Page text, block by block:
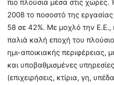
πιο πλούσια μέσα στις χώρες.
2008 το ποσοστό της
58 σε 42%. Με μοχλό την Ε.Ε.,
παλιά καλή εποχή του
ημι-αποικιακής περιφέρειας,
και υποβαθμισμένες
(επιχειρήσεις, κτίρια, γη,